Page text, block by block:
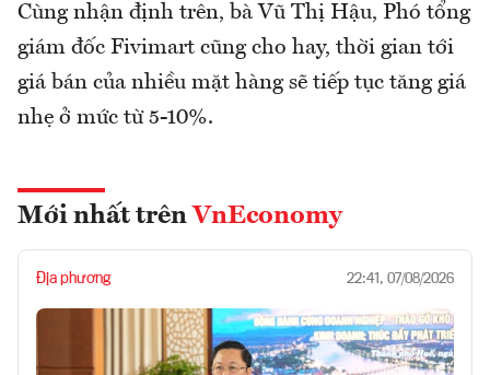
Cùng nhận định trên, bà Vũ Thị Hậu, Phó tổng
giám đốc Fivimart cũng cho hay, thời gian tới
giá bán của nhiều mặt hàng sẽ tiếp tục tăng giá
nhẹ ở mức từ 5-10%.
Mới nhất trên VnEconomy
Địa phương 22:41, 07/08/2026